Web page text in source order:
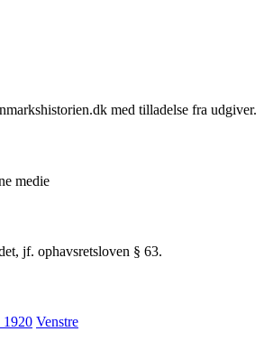
med tilladelse fra udgiver.
medie
jf. ophavsretsloven § 63.
1920 Venstre